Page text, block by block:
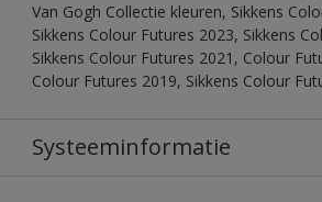
Van Gogh Collectie kleuren, Sikkens
Sikkens Colour Futures 2023, Sikkens
Sikkens Colour Futures 2021, Colour
Colour Futures 2019, Sikkens Colour
Systeeminformatie